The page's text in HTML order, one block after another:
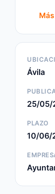
Ávila
25/05/
PLAZO
10/06/